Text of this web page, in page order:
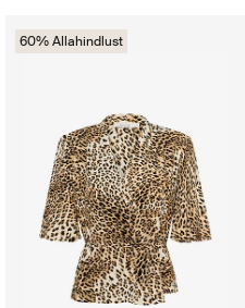
60% Allahindlust